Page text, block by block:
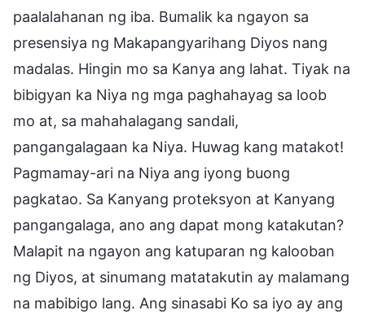
paalalahanan ng iba. Bumalik ka ngayon sa
presensiya ng Makapangyarihang Diyos nang
madalas. Hingin mo sa Kanya ang lahat. Tiyak na
bibigyan ka Niya ng mga paghahayag sa loob
mo at, sa mahahalagang sandali,
pangangalagaan ka Niya. Huwag kang matakot!
Pagmamay-ari na Niya ang iyong buong
pagkatao. Sa Kanyang proteksyon at Kanyang
pangangalaga, ano ang dapat mong katakutan?
Malapit na ngayon ang katuparan ng kalooban
ng Diyos, at sinumang matatakutin ay malamang
na mabibigo lang. Ang sinasabi Ko sa iyo ay ang